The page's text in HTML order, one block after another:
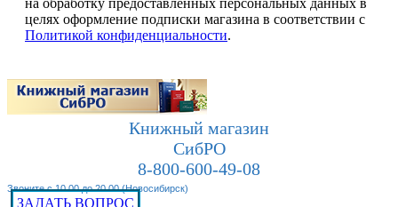
на обработку предоставленных персональных данных в
целях оформление подписки магазина в соответствии с
Политикой конфиденциальности.
Книжный магазин
СибРО
8-800-600-49-08
Звоните с 10.00 до 20.00 (Новосибирск)
ЗАДАТЬ ВОПРОС